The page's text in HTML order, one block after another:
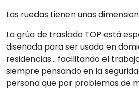
Las ruedas tienen unas
La grúa de traslado TOP está
diseñada para ser usada en
residencias... facilitando el
siempre pensando en la
persona que por problemas de